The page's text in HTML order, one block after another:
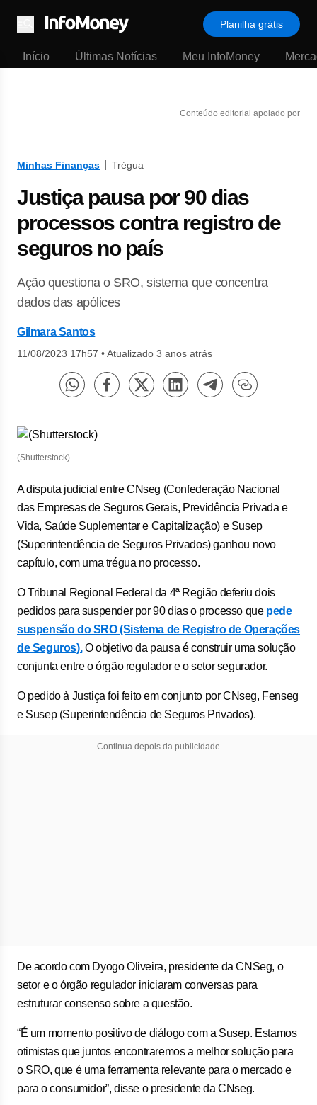
Menu
Planilha grátis
Início Últimas Notícias Meu InfoMoney
Conteúdo editorial apoiado por
Minhas Finanças Trégua
Justiça pausa por 90 dias
processos contra registro de
seguros no país
Ação questiona o SRO, sistema que concentra
dados das apólices
Gilmara Santos
11/08/2023 17h57 •Atualizado 3 anos atrás
(Shutterstock)
A disputa judicial entre CNseg (Confederação Nacional
das Empresas de Seguros Gerais, Previdência Privada e
Vida, Saúde Suplementar e Capitalização) e Susep
(Superintendência de Seguros Privados) ganhou novo
capítulo, com uma trégua no processo.
O Tribunal Regional Federal da 4ª Região deferiu dois
pedidos para suspender por 90 dias o processo que pede
suspensão do SRO (Sistema de Registro de Operações
de Seguros).O objetivo da pausa é construir uma solução
conjunta entre o órgão regulador e o setor segurador.
O pedido à Justiça foi feito em conjunto por CNseg, Fenseg
e Susep (Superintendência de Seguros Privados).
Continua depois da publicidade
De acordo com Dyogo Oliveira, presidente da CNSeg, o
setor e o órgão regulador iniciaram conversas para
estruturar consenso sobre a questão.
“É um momento positivo de diálogo com a Susep. Estamos
otimistas que juntos encontraremos a melhor solução para
o SRO, que é uma ferramenta relevante para o mercado e
para o consumidor”, disse o presidente da CNseg.